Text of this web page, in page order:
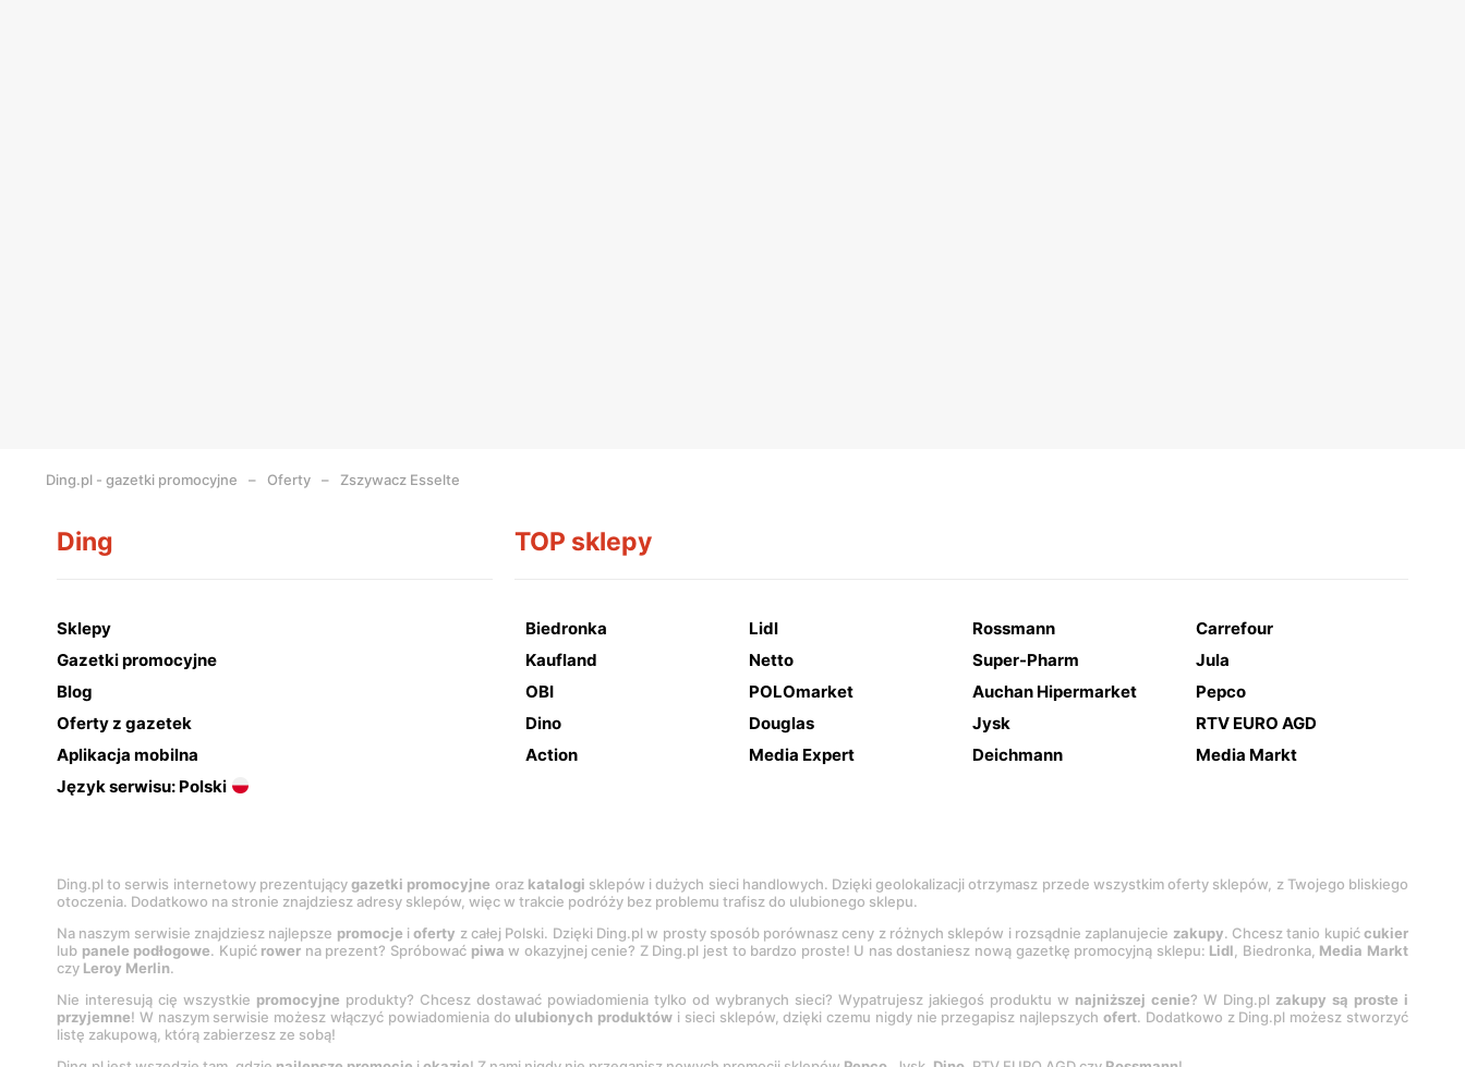
Ding.pl - gazetki promocyjne Oferty Zszywacz Esselte
Ding
Sklepy
Gazetki promocyjne
Blog
Oferty z gazetek
Aplikacja mobilna
Język serwisu: Polski
TOP sklepy
Biedronka Lidl Rossmann
Carrefour
Kaufland
Netto Super-Pharm
Jula
OBI
POLOmarket Auchan Hipermarket
Pepco
Dino
Douglas Jysk
RTV EURO AGD
Action
Media Expert Deichmann Media Markt
Ding.pl to serwis internetowy prezentującygazetki promocyjne oraz katalogi sklepów i dużych sieci handlowych. Dzięki geolokalizacji otrzymasz przede wszystkim oferty sklepów, z Twojego bliskiego
otoczenia. Dodatkowo na stronie znajdziesz adresy sklepów, więc w trakcie podróży bez problemu trafisz do ulubionego sklepu.
Na naszym serwisie znajdziesz najlepsze promocje ioferty z całej Polski. Dzięki Ding.pl w prosty sposób porównasz ceny z różnych sklepów i rozsądnie zaplanujecie zakupy. Chcesz tanio kupićcukier
lub panele podłogowe. Kupić rower na prezent? Spróbować piwa w okazyjnej cenie? Z Ding.pl jest to bardzo proste! U nas dostaniesz nową gazetkę promocyjną sklepu: Lidl, Biedronka, Media Markt
czy Leroy Merlin.
Nie interesują cię wszystkie promocyjne produkty? Chcesz dostawać powiadomienia tylko od wybranych sieci? Wypatrujesz jakiegoś produktu w najniższej cenie? W Ding.pl zakupy są proste i
przyjemne! W naszym serwisie możesz włączyć powiadomienia do ulubionych produktów i sieci sklepów, dzięki czemu nigdy nie przegapisz najlepszychofert. Dodatkowo z Ding.pl możesz stworzyć
listę zakupową, którą zabierzesz ze sobą!